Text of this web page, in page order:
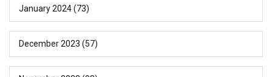
January 2024(73)
December 2023 (57)